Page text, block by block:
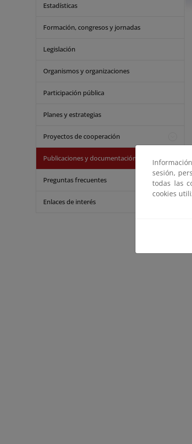
Estadísticas
Formación, congresos y jornadas
Legislación
Organismos y organizaciones
Participación pública
Planes y estrategias
Proyectos de cooperación
Publicaciones y documentación
Preguntas frecuentes
Enlaces de interés
sesión,
todas las
cookies